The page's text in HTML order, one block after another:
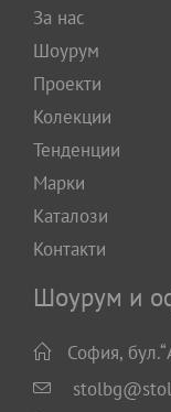
За нас
Шоурум
Проекти
Колекции
Тенденции
Марки
Каталози
Контакти
Шоурум и
София,